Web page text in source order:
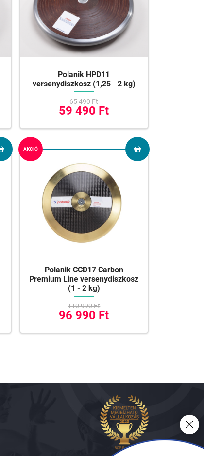
Polanik HPD11
versenydiszkosz (1,25 - 2 kg)
65 490 Ft
59 490 Ft
AKCIÓ
Polanik CCD17 Carbon
Premium Line versenydiszkosz
(1 - 2 kg)
110 990 Ft
96 990 Ft